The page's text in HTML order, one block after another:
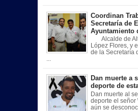
Coordinan
Secretaría de
Ayuntamiento
Alcalde de
López Flores, y
de la Secretaría
Dan muerte a
deporte de
Dan muerte al
deporte el señor
aún se